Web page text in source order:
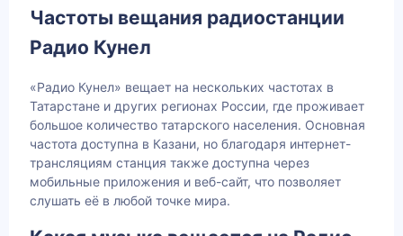
Частоты вещания радиостанции
Радио Кунел
«Радио Кунел» вещает на нескольких частотах в
Татарстане и других регионах России, где проживает
большое количество татарского населения. Основная
частота доступна в Казани, но благодаря интернет-
трансляциям станция также доступна через
мобильные приложения и веб-сайт, что позволяет
слушать её в любой точке мира.